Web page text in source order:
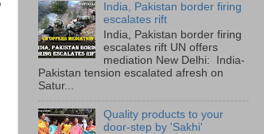
India, Pakistan border firing
escalates rift
India, Pakistan border firing
escalates rift UN offers
mediation New Delhi: India-
Pakistan tension escalated afresh on
Satur...
Quality products to your
door-step by 'Sakhi'